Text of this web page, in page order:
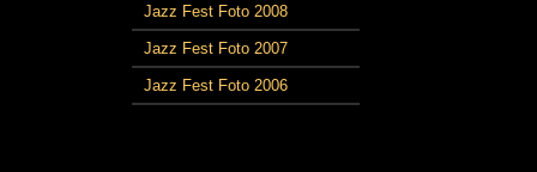
Jazz Fest Foto 2008
Jazz Fest Foto 2007
Jazz Fest Foto 2006